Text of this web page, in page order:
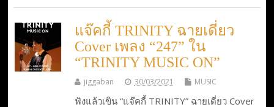
แจ๊คกี้ TRINITY ฉายเดี่ยว
Cover เพลง “247” ใน
“TRINITY MUSIC ON”
jiggaban 30/03/2021 MUSIC
ฟังแล้วเขิน “แจ๊คกี้ TRINITY” ฉายเดี่ยว Cover